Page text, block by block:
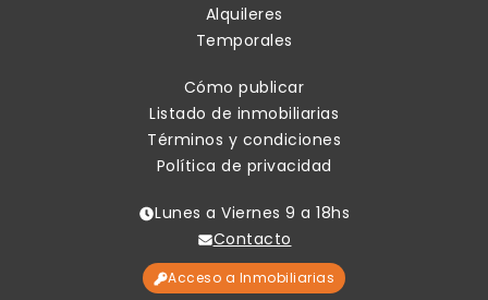
Alquileres
Temporales
Cómo publicar
Listado de inmobiliarias
Términos y condiciones
Política de privacidad
Lunes a Viernes 9 a 18hs
Contacto
Acceso a Inmobiliarias